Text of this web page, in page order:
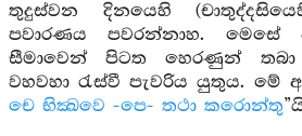
තුදුස්වන දිනයෙහි
පවාරණය පවරන්නාහ. මෙසේ
සීමාවෙන් පිටත හෙරණුන් තබා
වහවහා රැස්වී පැවරිය යුතුය. මේ
චෙ භික්‍ඛවෙ -පෙ- තථා කරොන්තු